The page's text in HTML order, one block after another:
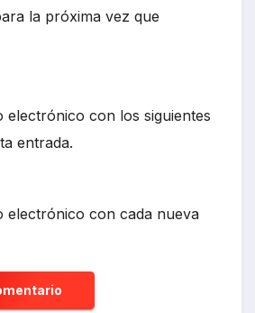
la próxima vez que
electrónico con los siguientes
entrada.
electrónico con cada nueva